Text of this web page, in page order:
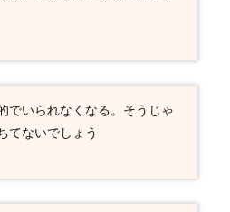
でいられなくなる。そうじゃ
てないでしょう